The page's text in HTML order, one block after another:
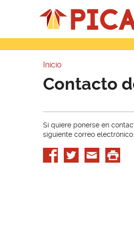
Usted
Inicio
Contacto
Si quiere ponerse en
siguiente correo